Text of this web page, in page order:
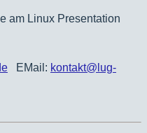
am Linux Presentation
EMail: kontakt@lug-